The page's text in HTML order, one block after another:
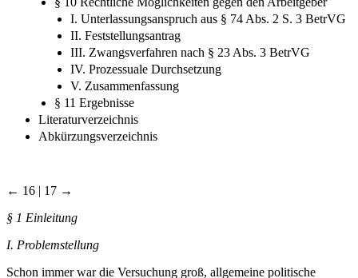
§ 10 Rechtliche Möglichkeiten gegen den Arbeitgeber
I. Unterlassungsanspruch aus § 74 Abs. 2 S. 3 BetrVG
II. Feststellungsantrag
III. Zwangsverfahren nach § 23 Abs. 3 BetrVG
IV. Prozessuale Durchsetzung
V. Zusammenfassung
§ 11 Ergebnisse
Literaturverzeichnis